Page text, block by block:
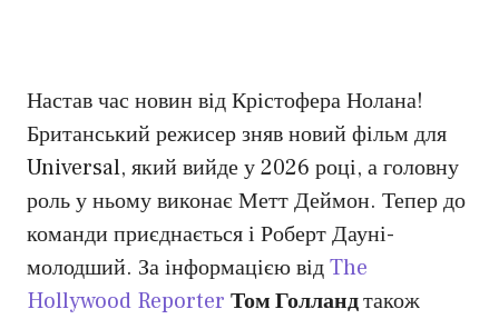
Настав час новин від Крістофера Нолана!
Британський режисер зняв новий фільм для
Universal, який вийде у 2026 році, а головну
роль у ньому виконає Метт Деймон. Тепер до
команди приєднається і Роберт Дауні-
молодший. За інформацією відThe
Hollywood Reporter Том Голландтакож